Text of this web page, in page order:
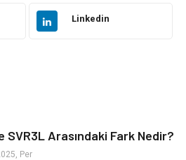
Moda
Linkedin
SVR3L Arasındaki Fark Nedir?
Per